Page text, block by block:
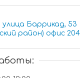
улица Баррикад, 53
(Куйбышевский район) офис 204